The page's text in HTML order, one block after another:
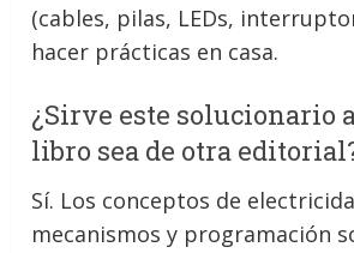
(cables, pilas, LEDs,
hacer prácticas en casa.
¿Sirve este solucionario
libro sea de otra
Sí. Los conceptos de
mecanismos y programación